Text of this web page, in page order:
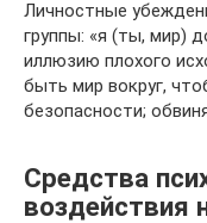
Личностные
группы: «я (ты, мир)
иллюзию плохого
быть мир вокруг,
безопасности;
Средства
воздействия